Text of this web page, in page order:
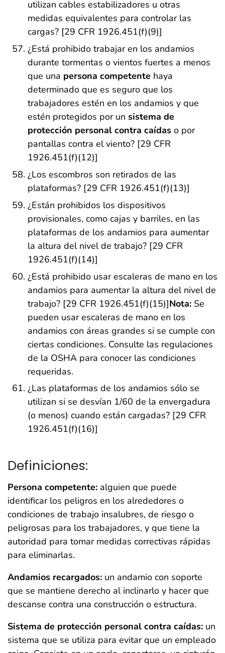
utilizan cables estabilizadores u otras
medidas equivalentes para controlar las
cargas? [29 CFR 1926.451(f)(9)]
¿Está prohibido trabajar en los andamios
durante tormentas o vientos fuertes a menos
que una persona competente haya
determinado que es seguro que los
trabajadores estén en los andamios y que
estén protegidos por un sistema de
protección personal contra caídas o por
pantallas contra el viento? [29 CFR
1926.451(f)(12)]
¿Los escombros son retirados de las
plataformas? [29 CFR 1926.451(f)(13)]
¿Están prohibidos los dispositivos
provisionales, como cajas y barriles, en las
plataformas de los andamios para aumentar
la altura del nivel de trabajo? [29 CFR
1926.451(f)(14)]
¿Está prohibido usar escaleras de mano en los
andamios para aumentar la altura del nivel de
trabajo? [29 CFR 1926.451(f)(15)]Nota: Se
pueden usar escaleras de mano en los
andamios con áreas grandes si se cumple con
ciertas condiciones. Consulte las regulaciones
de la OSHA para conocer las condiciones
requeridas.
¿Las plataformas de los andamios sólo se
utilizan si se desvían 1/60 de la envergadura
(o menos) cuando están cargadas? [29 CFR
1926.451(f)(16)]
Definiciones:
Persona competente: alguien que puede
identificar los peligros en los alrededores o
condiciones de trabajo insalubres, de riesgo o
peligrosas para los trabajadores, y que tiene la
autoridad para tomar medidas correctivas rápidas
para eliminarlas.
Andamios recargados: un andamio con soporte
que se mantiene derecho al inclinarlo y hacer que
descanse contra una construcción o estructura.
Sistema de protección personal contra caídas: un
sistema que se utiliza para evitar que un empleado